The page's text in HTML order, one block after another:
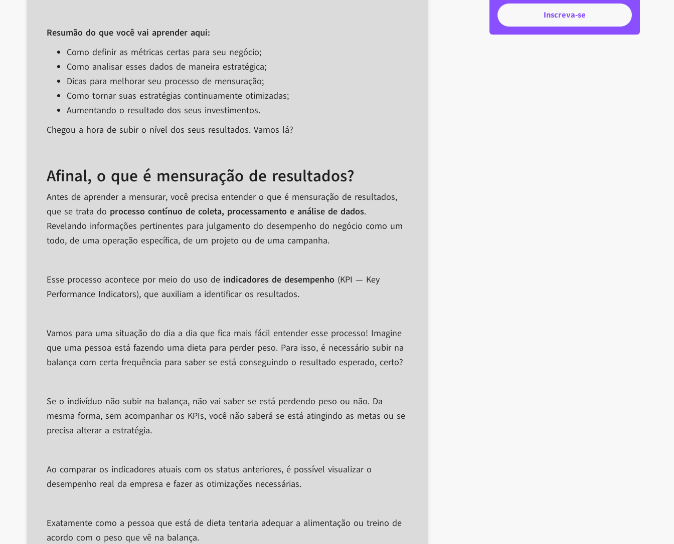
Resumão do que você vai aprender aqui:
Como definir as métricas certas para seu negócio;
Como analisar esses dados de maneira estratégica;
Dicas para melhorar seu processo de mensuração;
Como tornar suas estratégias continuamente otimizadas;
Aumentando o resultado dos seus investimentos.
Chegou a hora de subir o nível dos seus resultados. Vamos lá?
Afinal, o que é mensuração de resultados?
Antes de aprender a mensurar, você precisa entender o que é mensuração de resultados,
que se trata do processo contínuo de coleta, processamento e análise de dados.
Revelando informações pertinentes para julgamento do desempenho do negócio como um
todo, de uma operação específica, de um projeto ou de uma campanha.
Esse processo acontece por meio do uso de indicadores de desempenho(KPI — Key
Performance Indicators), que auxiliam a identificar os resultados.
Vamos para uma situação do dia a dia que fica mais fácil entender esse processo! Imagine
que uma pessoa está fazendo uma dieta para perder peso. Para isso, é necessário subir na
balança com certa frequência para saber se está conseguindo o resultado esperado, certo?
Se o indivíduo não subir na balança, não vai saber se está perdendo peso ou não. Da
mesma forma, sem acompanhar os KPIs, você não saberá se está atingindo as metas ou se
precisa alterar a estratégia.
Ao comparar os indicadores atuais com os status anteriores, é possível visualizar o
desempenho real da empresa e fazer as otimizações necessárias.
Exatamente como a pessoa que está de dieta tentaria adequar a alimentação ou treino de
acordo com o peso que vê na balança.
Inscreva-se